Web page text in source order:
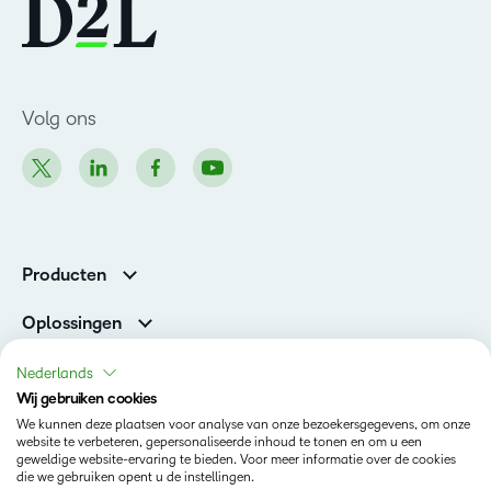
Volg ons
Producten
Diensten en ondersteuning
Oplossingen
Investor Relations
Toestand
Privacy op D2L.com
Nederlands
Wij gebruiken cookies
We kunnen deze plaatsen voor analyse van onze bezoekersgegevens, om onze
website te verbeteren, gepersonaliseerde inhoud te tonen en om u een
geweldige website-ervaring te bieden. Voor meer informatie over de cookies
die we gebruiken opent u de instellingen.